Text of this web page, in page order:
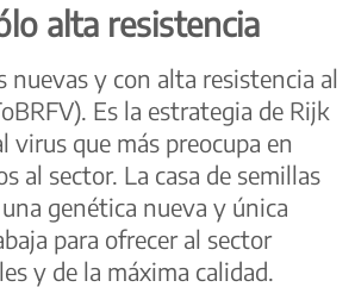
alta resistencia
nuevas y con alta resistencia al
Es la estrategia de Rijk
virus que más preocupa en
al sector. La casa de semillas
genética nueva y única
para ofrecer al sector
y de la máxima calidad.